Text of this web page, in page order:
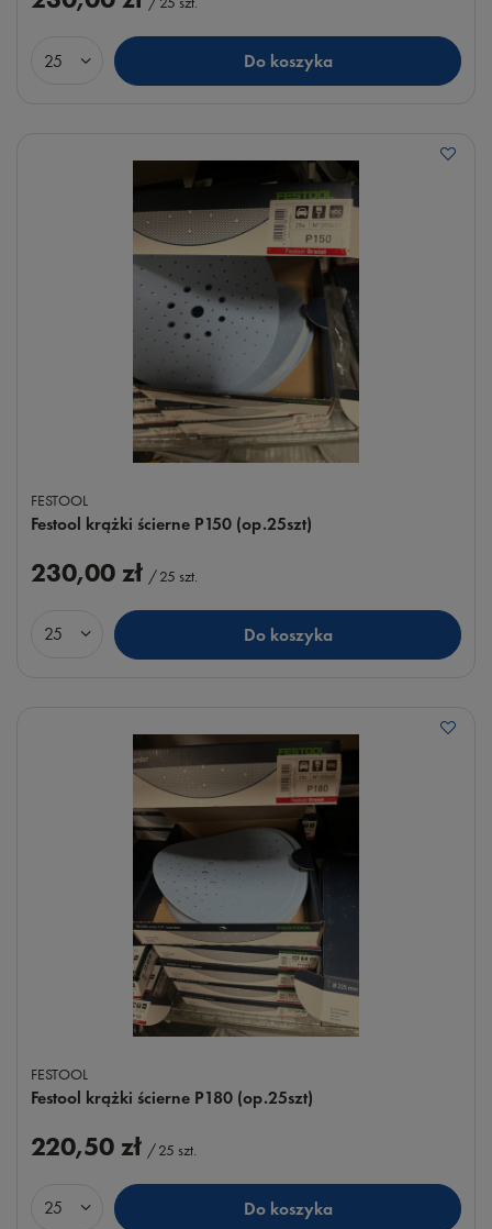
Ilość produktów Do koszyka
FESTOOL
Festool krążki ścierne P150 (op.25szt)
230,00 zł /25 szt.
Ilość produktów Do koszyka
FESTOOL
Festool krążki ścierne P180 (op.25szt)
220,50 zł /25 szt.
Ilość produktów Do koszyka